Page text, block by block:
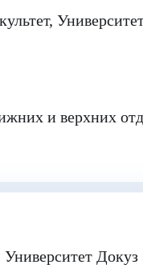
и верхних
Университет